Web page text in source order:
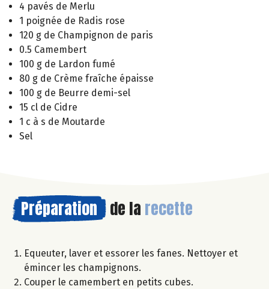
4 pavés de Merlu
1 poignée de Radis rose
120 g de Champignon de paris
0.5 Camembert
100 g de Lardon fumé
80 g de Crème fraîche épaisse
100 g de Beurre demi-sel
15 cl de Cidre
1 c à s de Moutarde
Sel
Préparation de la recette
Equeuter, laver et essorer les fanes. Nettoyer et
émincer les champignons.
Couper le camembert en petits cubes.